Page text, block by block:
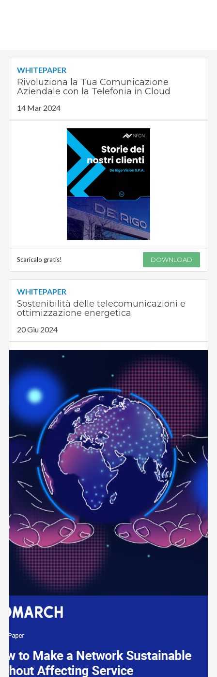
WHITEPAPER
Rivoluziona la Tua Comunicazione
Aziendale con la Telefonia in Cloud
14 Mar 2024
Scaricalo gratis! DOWNLOAD
WHITEPAPER
Sostenibilità delle telecomunicazioni e
ottimizzazione energetica
20 Giu 2024